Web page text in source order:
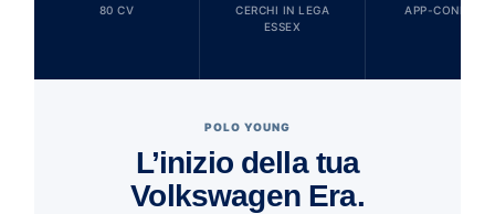
80 CV
CERCHI IN LEGA
ESSEX
APP-CONNECT
POLO YOUNG
L’inizio della tua
Volkswagen Era.